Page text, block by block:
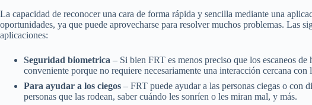
La capacidad de reconocer una cara de forma rápida y sencilla mediante una
oportunidades, ya que puede aprovecharse para resolver muchos problemas. Las
aplicaciones:
Seguridad biometrica – Si bien FRT es menos preciso que los escaneos
conveniente porque no requiere necesariamente una interacción cercana con
Para ayudar a los ciegos – FRT puede ayudar a las personas ciegas o con
personas que las rodean, saber cuándo les sonríen o les miran mal, y más.